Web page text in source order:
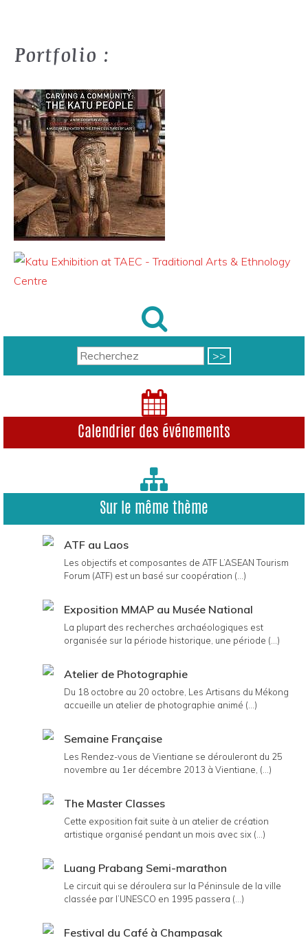
Portfolio :
Calendrier des événements
Sur le même thème
ATF au Laos
Les objectifs et composantes de ATF L’ASEAN Tourism
Forum (ATF) est un basé sur coopération (...)
Exposition MMAP au Musée National
La plupart des recherches archaéologiques est
organisée sur la période historique, une période (...)
Atelier de Photographie
Du 18 octobre au 20 octobre, Les Artisans du Mékong
accueille un atelier de photographie animé (...)
Semaine Française
Les Rendez-vous de Vientiane se dérouleront du 25
novembre au 1er décembre 2013 à Vientiane, (...)
The Master Classes
Cette exposition fait suite à un atelier de création
artistique organisé pendant un mois avec six (...)
Luang Prabang Semi-marathon
Le circuit qui se déroulera sur la Péninsule de la ville
classée par l’UNESCO en 1995 passera (...)
Festival du Café à Champasak